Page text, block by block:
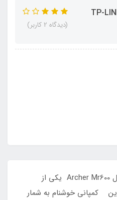
(دیدگاه 2 کاربر)
مودم 4.5G تی پی-لینک مدل Archer Mr600 یکی از
کمپانی خوشنام به شمار